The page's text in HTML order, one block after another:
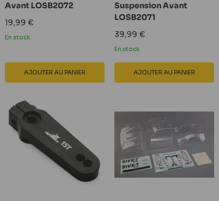
Avant LOSB2072
Prix
réduit
19,99 €
En stock
AJOUTER AU PANIER
Suspension Avant
LOSB2071
Prix
réduit
39,99 €
En stock
AJOUTER AU PANIER